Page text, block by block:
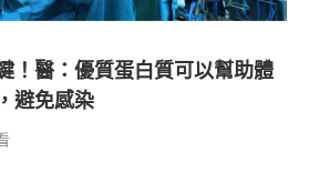
！醫：優質蛋白質可以幫助體
避免感染